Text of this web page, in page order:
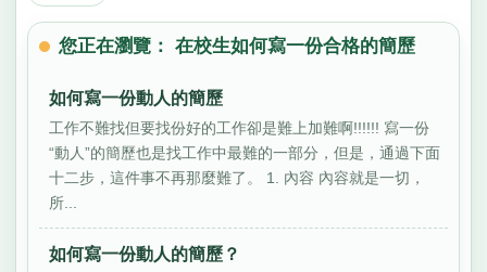
您正在瀏覽： 在校生如何寫一份合格的簡歷
如何寫一份動人的簡歷
工作不難找但要找份好的工作卻是難上加難啊!!!!!! 寫一份
“動人”的簡歷也是找工作中最難的一部分，但是，通過下面
十二步，這件事不再那麼難了。 1. 內容 內容就是一切，
所...
如何寫一份動人的簡歷？